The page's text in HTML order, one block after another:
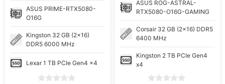
ASUS PRIME-RTX5080-
O16G
Kingston 32 GB (2x16)
DDR5 6000 MHz
Lexar 1 TB PCIe Gen4 x4
ASUS ROG-ASTRAL-
RTX5080-O16G-GAMING
Corsair 32 GB (2x16) DDR5
6400 MHz
Kingston 2 TB PCIe Gen4
x4